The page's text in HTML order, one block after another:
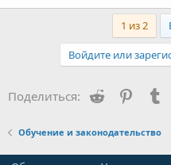
1 из 2
Войдите или
Поделиться: Reddit
Обучение и законодательство